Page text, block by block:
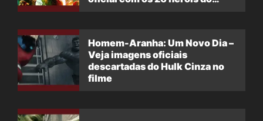
Homem-Aranha: Um Novo Dia –
Veja imagens oficiais
descartadas do Hulk Cinza no
filme